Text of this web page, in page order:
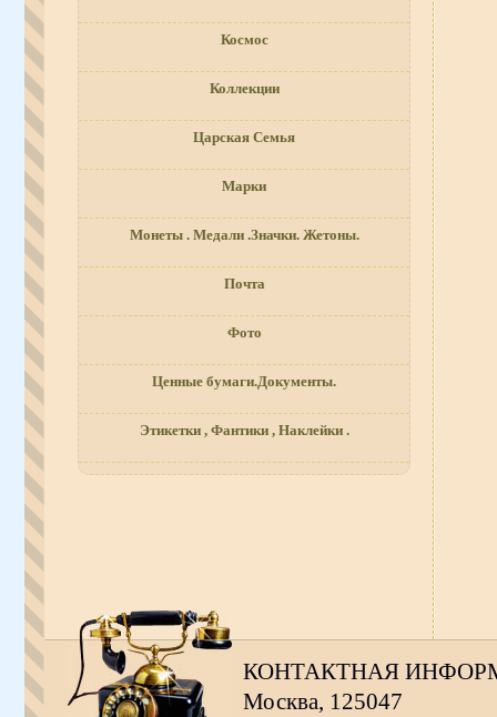
Космос
Коллекции
Царская Семья
Марки
Монеты . Медали .Значки. Жетоны.
Почта
Фото
Ценные бумаги.Документы.
Этикетки , Фантики , Наклейки .
КОНТАКТНАЯ
Москва, 125047